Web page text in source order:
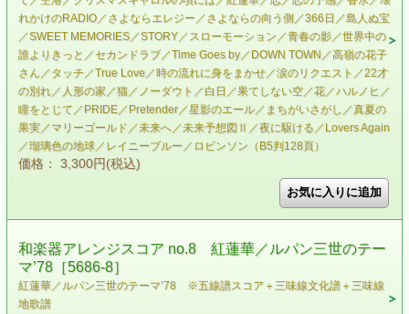
れかけのRADIO／さよならエレジー／さよならの向う側／366日／島人ぬ宝
／SWEET MEMORIES／STORY／スローモーション／青春の影／世界中の
誰よりきっと／セカンドラブ／Time Goes by／DOWN TOWN／高嶺の花子
さん／タッチ／True Love／時の流れに身をまかせ／涙のリクエスト／22才
の別れ／人形の家／猫／ノーダウト／白日／果てしない空／花／ハルノヒ／
瞳をとじて／PRIDE／Pretender／星影のエール／まちがいさがし／真夏の
果実／マリーゴールド／未来へ／未来予想図Ⅱ／夜に駆ける／Lovers Again
／瑠璃色の地球／レイニーブルー／ロビンソン（B5判128頁）
価格： 3,300円(税込)
和楽器アレンジスコア no.8 紅蓮華／ルパン三世のテー
マ’78［5686-8］
紅蓮華／ルパン三世のテーマ’78 ※五線譜スコア＋三味線文化譜＋三味線
地歌譜